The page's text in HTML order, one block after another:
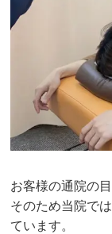
お客様の通院の
そのため当院で
ています。